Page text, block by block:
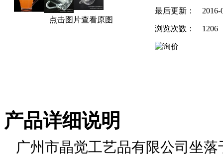
点击图片查看原图
最后更新： 2016-
浏览次数： 1206
产品详细说明
广州市晶觉工艺品有限公司坐